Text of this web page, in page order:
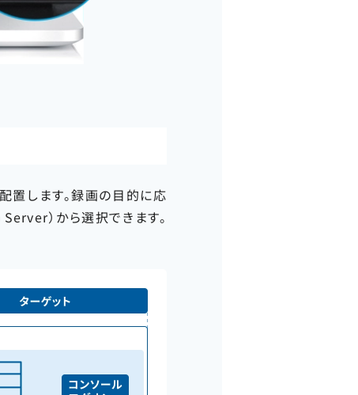
置します。録画の目的に応
）から選択できます。